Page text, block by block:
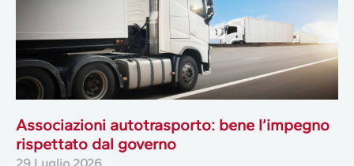
Associazioni autotrasporto: bene l’impegno
rispettato dal governo